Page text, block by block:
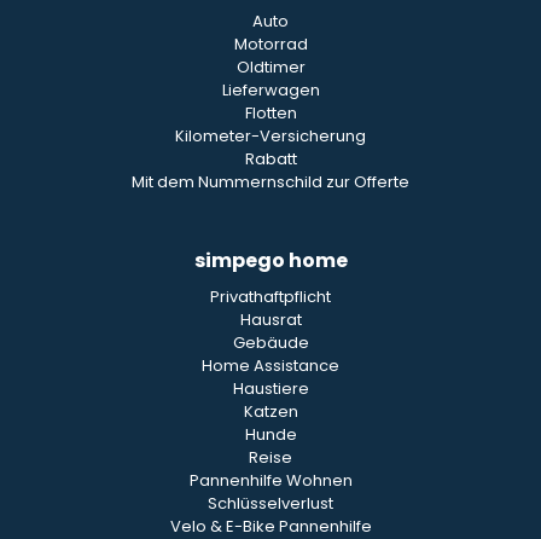
Auto
Motorrad
Oldtimer
Lieferwagen
Flotten
Kilometer-Versicherung
Rabatt
Mit dem Nummernschild zur Offerte
simpego home
Privathaftpflicht
Hausrat
Gebäude
Home Assistance
Haustiere
Katzen
Hunde
Reise
Pannenhilfe Wohnen
Schlüsselverlust
Velo & E-Bike Pannenhilfe